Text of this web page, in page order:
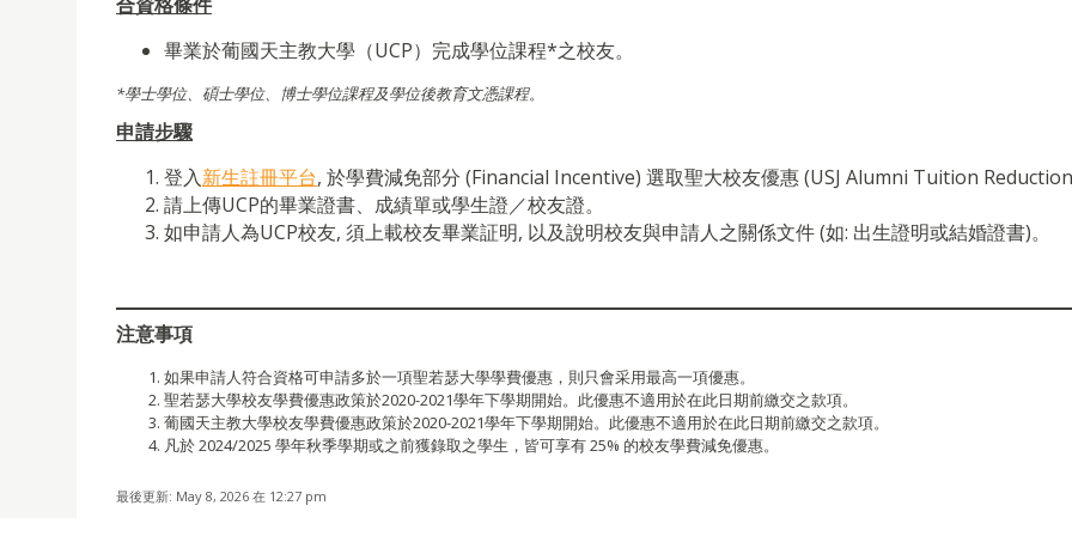
畢業於葡國天主教大學 （UCP）完成學位課程*之校友。
*學士學位、碩士學位、博士學位課程及學位後教育文憑課程。
申請步驟
登入新生註冊平台, 於學費減免部分 (Financial Incentive) 選取聖大校友優惠 (USJ Alumni Tuition
請上傳UCP的畢業證書、成績單或學生證／校友證。
如申請人為UCP校友, 須上載校友畢業証明, 以及說明校友與申請人之關係文件 (如: 出生證明或結婚證書)。
注意事項
如果申請人符合資格可申請多於一項聖若瑟大學學費優惠，則只會采用最高一項優惠。
聖若瑟大學校友學費優惠政策於2020-2021學年下學期開始。此優惠不適用於在此日期前繳交之款項。
葡國天主教大學校友學費優惠政策於2020-2021學年下學期開始。此優惠不適用於在此日期前繳交之款項。
凡於 2024/2025 學年秋季學期或之前獲錄取之學生，皆可享有 25% 的校友學費減免優惠。
最後更新: May 8, 2026 在 12:27 pm